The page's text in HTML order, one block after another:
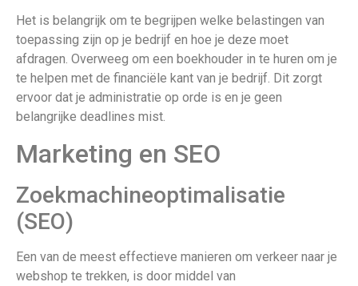
Het is belangrijk om te begrijpen welke belastingen van
toepassing zijn op je bedrijf en hoe je deze moet
afdragen. Overweeg om een boekhouder in te huren om je
te helpen met de financiële kant van je bedrijf. Dit zorgt
ervoor dat je administratie op orde is en je geen
belangrijke deadlines mist.
Marketing en SEO
Zoekmachineoptimalisatie
(SEO)
Een van de meest effectieve manieren om verkeer naar je
webshop te trekken, is door middel van